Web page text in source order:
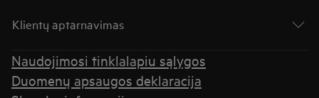
Klientų aptarnavimas
Naudojimosi tinklalapiu sąlygos
Duomenų apsaugos deklaracija